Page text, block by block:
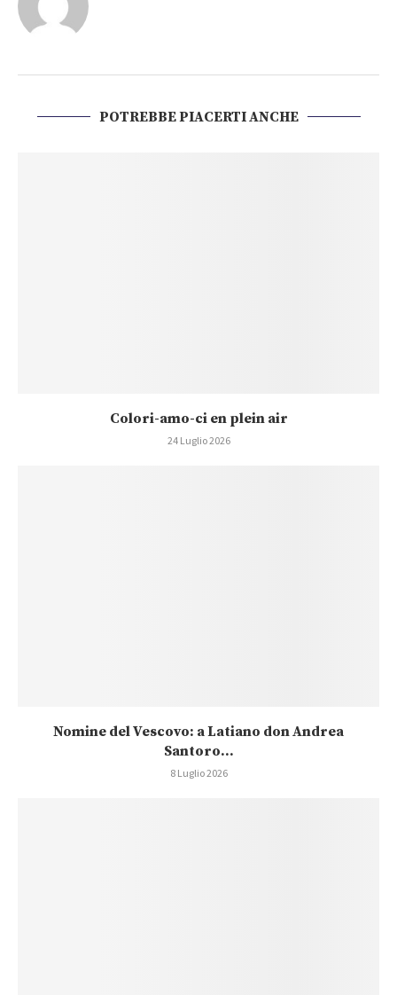
POTREBBE PIACERTI ANCHE
Colori-amo-ci en plein air
24 Luglio 2026
Nomine del Vescovo: a Latiano don Andrea
Santoro...
8 Luglio 2026